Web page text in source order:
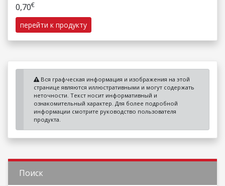
0,70€
перейти к продукту
Вся графческая информация и изображения на этой
странице являются иллюстративными и могут содержать
неточности. Текст носит информативный и
ознакомительный характер. Для более подробной
информации смотрите руководство пользователя
продукта.
Поиск